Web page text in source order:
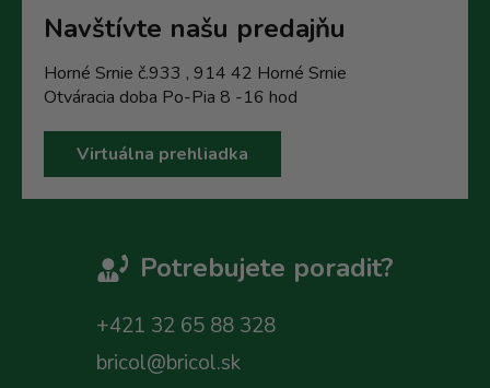
Navštívte našu predajňu
Horné Srnie č.933 , 914 42 Horné Srnie
Otváracia doba Po-Pia 8 -16 hod
Virtuálna prehliadka
Potrebujete poradit?
+421 32 65 88 328
bricol@bricol.sk